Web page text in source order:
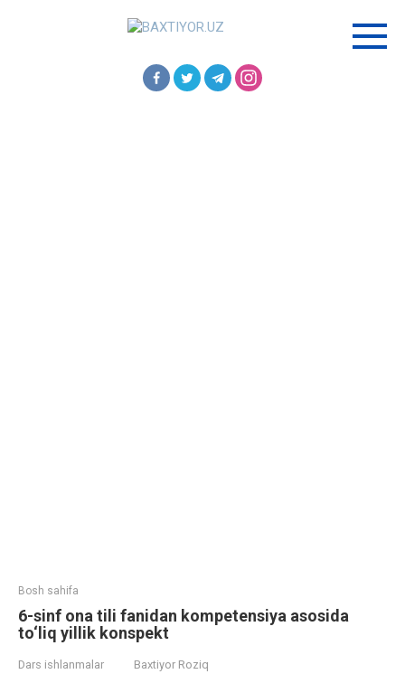
Bosh sahifa
6-sinf ona tili fanidan kompetensiya asosida
to‘liq yillik konspekt
Dars ishlanmalar Baxtiyor Roziq